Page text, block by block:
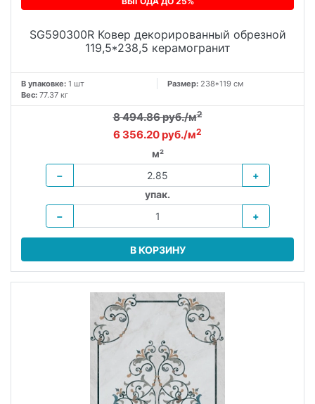
SG590300R Ковер декорированный обрезной
119,5*238,5 керамогранит
В упаковке: 1 шт Размер: 238*119 см
Вес: 77.37 кг
8 494.86 руб./м2
6 356.20 руб./м2
м²
−
+
упак.
−
+
В КОРЗИНУ